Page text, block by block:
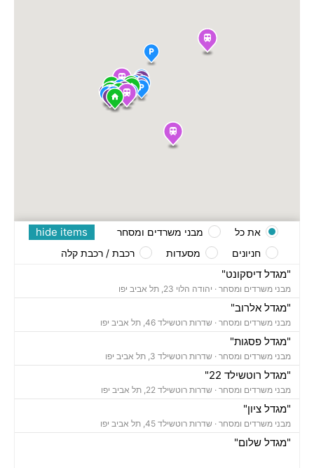
"מגדל דיסקונט"
מבני משרדים ומסחר · יהודה הלוי 23, תל אביב יפו
"מגדל אלרוב"
מבני משרדים ומסחר · שדרות רוטשילד 46, תל אביב יפו
"מגדל פסגות"
מבני משרדים ומסחר · שדרות רוטשילד 3, תל אביב יפו
"מגדל רוטשילד 22"
מבני משרדים ומסחר · שדרות רוטשילד 22, תל אביב יפו
"מגדל ציון"
מבני משרדים ומסחר · שדרות רוטשילד 45, תל אביב יפו
"מגדל שלום"
hide items את כל
מבני משרדים ומסחר
חניונים
מסעדות רכבת / רכבת קלה